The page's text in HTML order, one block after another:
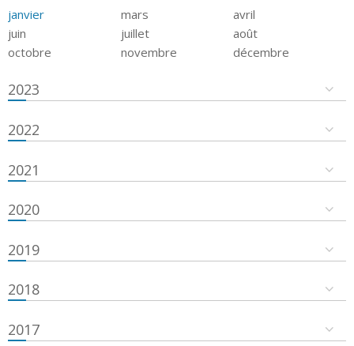
janvier mars
avril
juin
juillet
août
octobre
novembre décembre
2023
2022
2021
2020
2019
2018
2017